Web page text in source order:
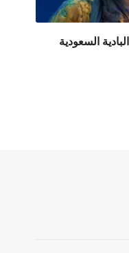
السعودية